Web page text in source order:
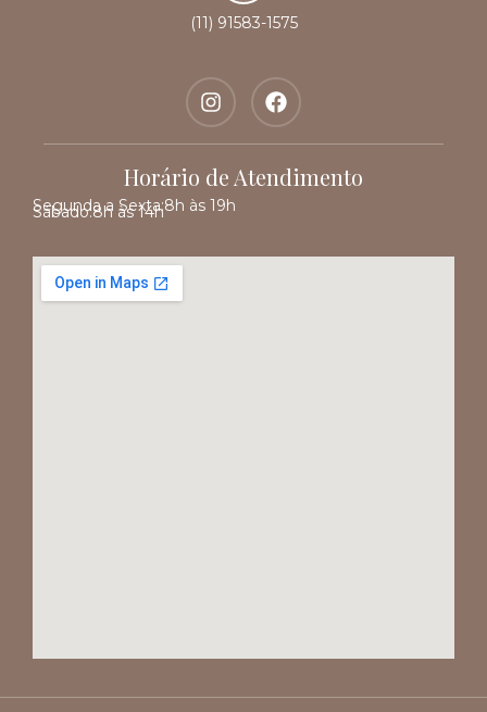
(11) 91583-1575
Horário de Atendimento
Segunda a Sexta:8h às 19h
Sábado:8h às 14h